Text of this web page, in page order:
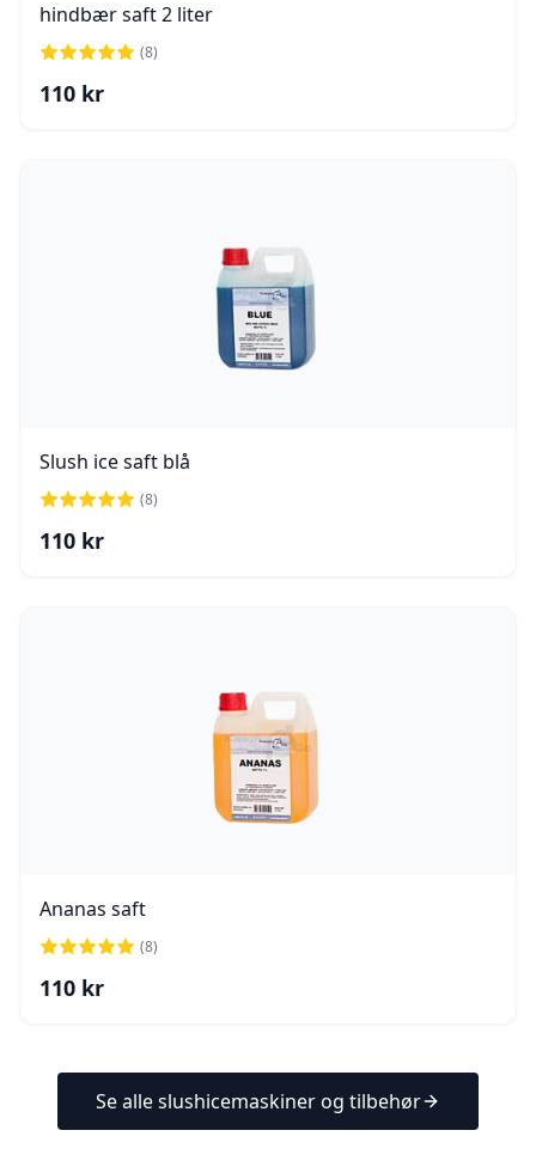
hindbær saft 2 liter
(8)
110 kr
Slush ice saft blå
(8)
110 kr
Ananas saft
(8)
110 kr
Se alle slushicemaskiner og tilbehør